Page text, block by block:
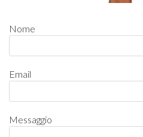
Nome
Email
Messaggio